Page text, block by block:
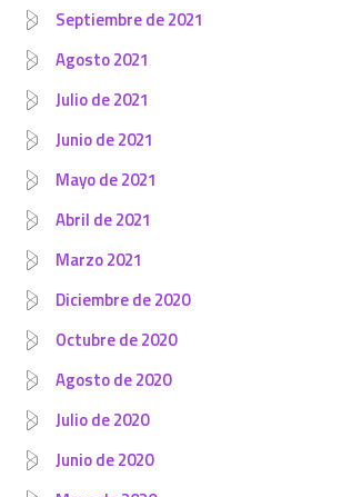
Septiembre de 2021
Agosto 2021
Julio de 2021
Junio de 2021
Mayo de 2021
Abril de 2021
Marzo 2021
Diciembre de 2020
Octubre de 2020
Agosto de 2020
Julio de 2020
Junio de 2020